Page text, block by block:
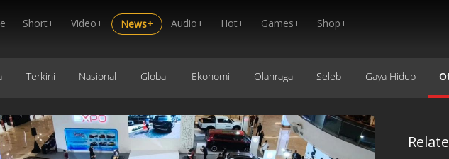
Short+ Video+ News+ Audio+ Hot+ Games+ Shop+
Terkini Nasional Global Ekonomi Olahraga Seleb Gaya Hidup